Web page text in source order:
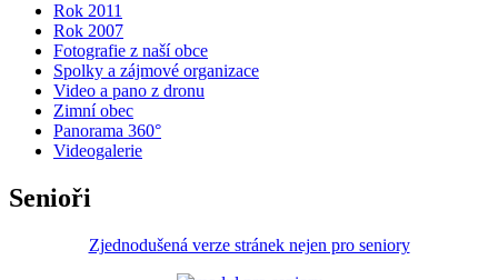
Rok 2011
Rok 2007
Fotografie z naší obce
Spolky a zájmové organizace
Video a pano z dronu
Zimní obec
Panorama 360°
Videogalerie
Senioři
Zjednodušená verze stránek nejen pro seniory